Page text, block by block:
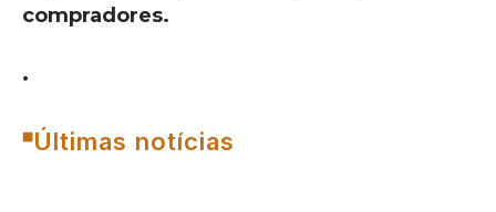
compradores.
.
Últimas notícias